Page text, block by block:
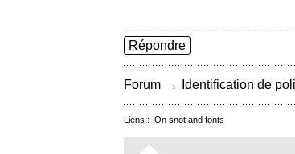
Répondre
Forum → Identification de
Liens : On snot and fonts